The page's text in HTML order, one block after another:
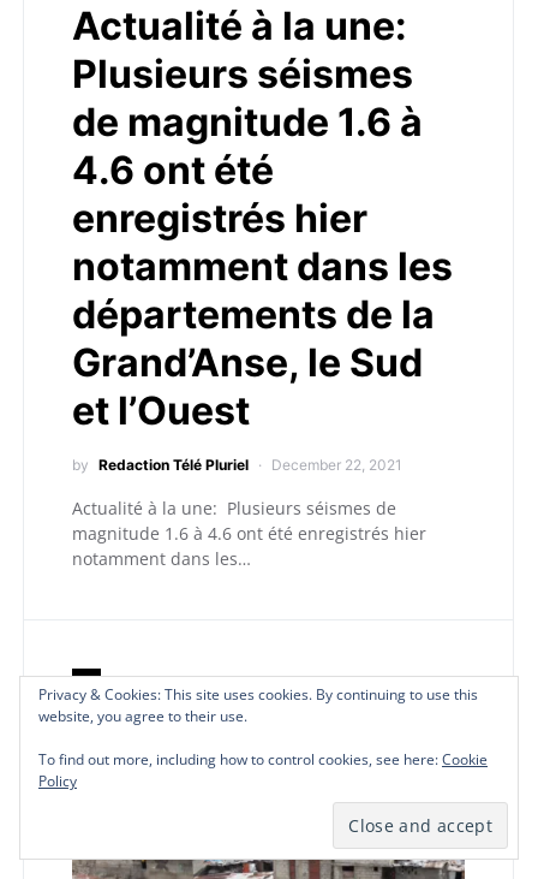
Actualité à la une:
Plusieurs séismes
de magnitude 1.6 à
4.6 ont été
enregistrés hier
notamment dans les
départements de la
Grand’Anse, le Sud
et l’Ouest
by Redaction Télé Pluriel December 22, 2021
Actualité à la une: Plusieurs séismes de
magnitude 1.6 à 4.6 ont été enregistrés hier
notamment dans les…
A Actualités
Privacy & Cookies: This site uses cookies. By continuing to use this
website, you agree to their use.
To find out more, including how to control cookies, see here:Cookie
Policy
Privacy & Cookies: This site uses cookies. By continuing to use this
website, you agree to their use.
To find out more, including how to control cookies, see here:Cookie
Policy
Privacy & Cookies: This site uses cookies. By continuing to use this
website, you agree to their use.
To find out more, including how to control cookies, see here:Cookie
Policy